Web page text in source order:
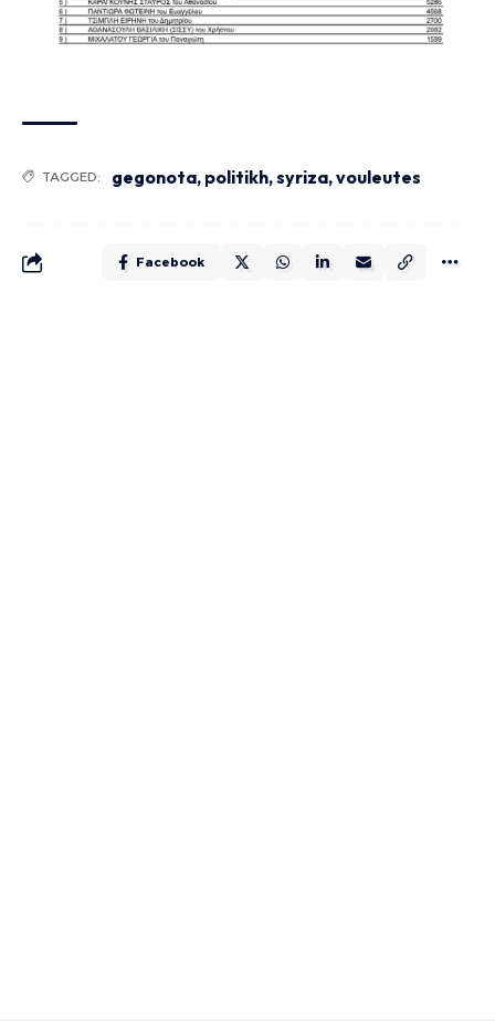
TAGGED: gegonota, politikh,syriza,vouleutes
Facebook